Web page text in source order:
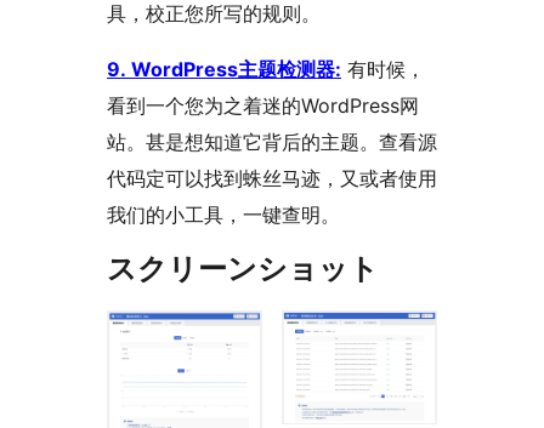
具，校正您所写的规则。
9. WordPress主题检测器: 有时候，
看到一个您为之着迷的WordPress网
站。甚是想知道它背后的主题。查看源
代码定可以找到蛛丝马迹，又或者使用
我们的小工具，一键查明。
スクリーンショット